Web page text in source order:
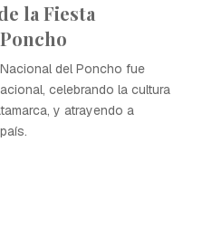
la Fiesta
del Poncho fue
celebrando la cultura
y atrayendo a